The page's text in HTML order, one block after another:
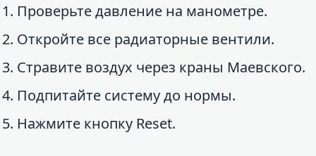
Проверьте давление на манометре.
Откройте все радиаторные вентили.
Стравите воздух через краны Маевского.
Подпитайте систему до нормы.
Нажмите кнопку Reset.